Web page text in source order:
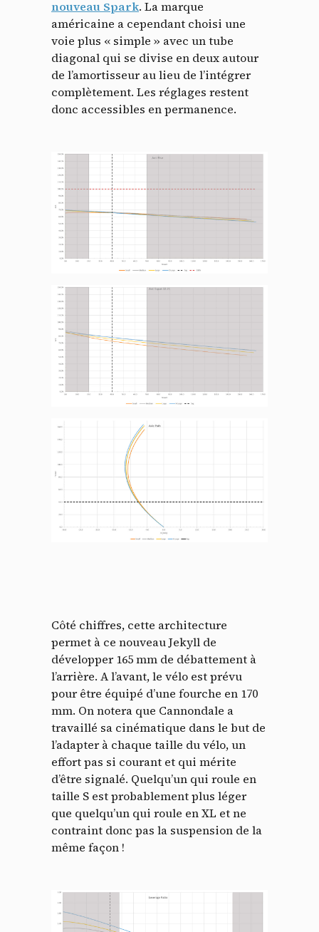
nouveau Spark. La marque
américaine a cependant choisi une
voie plus « simple » avec un tube
diagonal qui se divise en deux autour
de l’amortisseur au lieu de l’intégrer
complètement. Les réglages restent
donc accessibles en permanence.
Côté chiffres, cette architecture
permet à ce nouveau Jekyll de
développer 165 mm de débattement à
l’arrière. A l’avant, le vélo est prévu
pour être équipé d’une fourche en 170
mm. On notera que Cannondale a
travaillé sa cinématique dans le but de
l’adapter à chaque taille du vélo, un
effort pas si courant et qui mérite
d’être signalé. Quelqu’un qui roule en
taille S est probablement plus léger
que quelqu’un qui roule en XL et ne
contraint donc pas la suspension de la
même façon !